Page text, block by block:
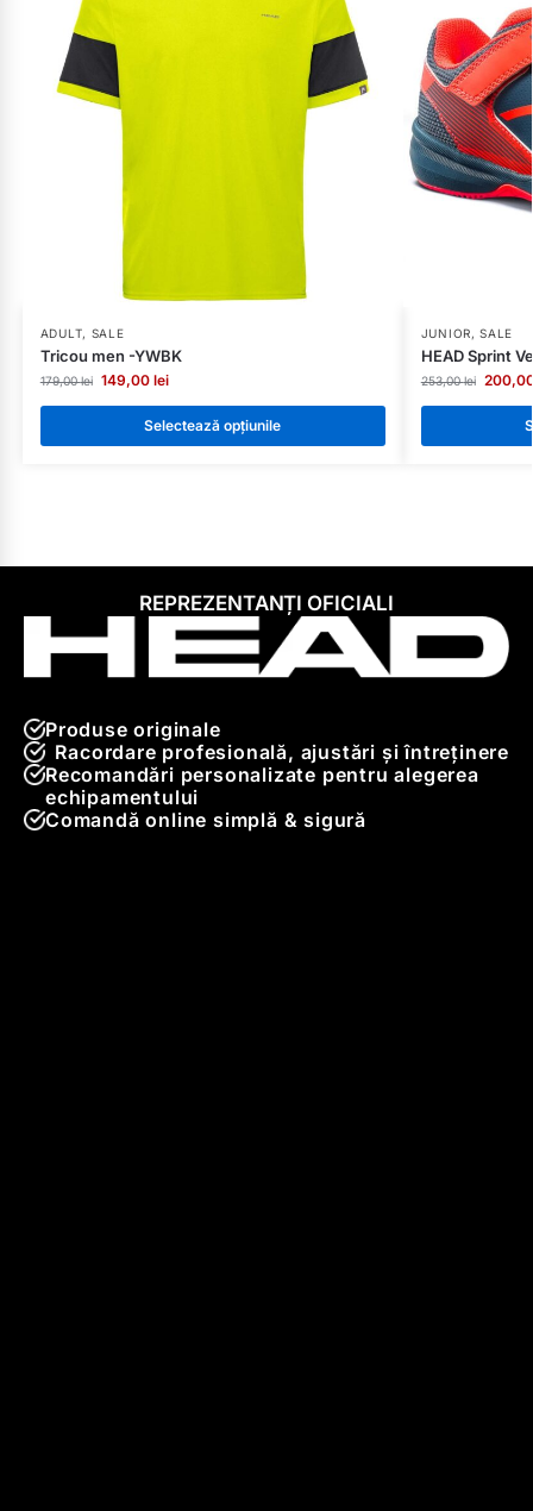
ADULT, SALE
Tricou men -YWBK
179,00lei 149,00 lei
Selectează opțiunile
JUNIOR,SALE
HEAD Sprint
253,00lei
REPREZENTANȚI OFICIALI
Produse originale
Racordare profesională, ajustări și întreținere
Recomandări personalizate pentru alegerea
echipamentului
Comandă online simplă & sigură